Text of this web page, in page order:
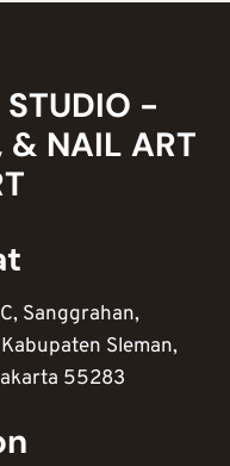
STUDIO -
& NAIL ART
Sanggrahan,
Sleman,
55283